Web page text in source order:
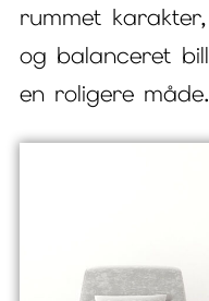
rummet
og balanceret
en roligere måde.